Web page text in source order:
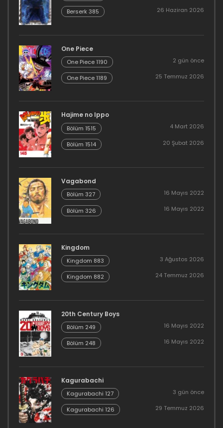
Berserk 385 26 Haziran 2026
One Piece
One Piece 1190 2 gün önce
One Piece 1189 25 Temmuz 2026
Hajime no Ippo
Bölüm 1515 4 Mart 2026
Bölüm 1514 20 Şubat 2026
Vagabond
Bölüm 327 16 Mayıs 2022
Bölüm 326 16 Mayıs 2022
Kingdom
Kingdom 883 3 Ağustos 2026
Kingdom 882 24 Temmuz 2026
20th Century Boys
Bölüm 249 16 Mayıs 2022
Bölüm 248 16 Mayıs 2022
Kagurabachi
Kagurabachi 127 3 gün önce
Kagurabachi 126 29 Temmuz 2026